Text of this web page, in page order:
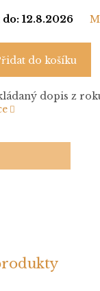
12.8.2026
do košíku
dopis z